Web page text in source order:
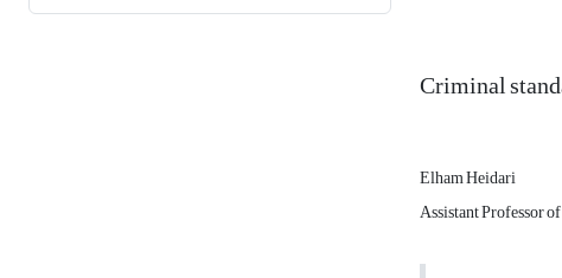
Criminal
Elham Heidari
Assistant Professor